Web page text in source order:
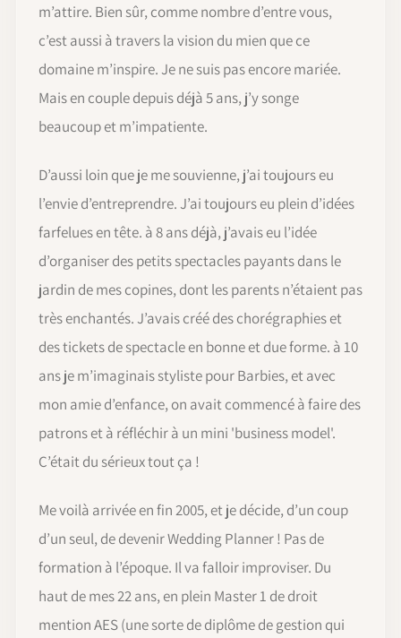
m’attire. Bien sûr, comme nombre d’entre vous,
c’est aussi à travers la vision du mien que ce
domaine m’inspire. Je ne suis pas encore mariée.
Mais en couple depuis déjà 5 ans, j’y songe
beaucoup et m’impatiente.
D’aussi loin que je me souvienne, j’ai toujours eu
l’envie d’entreprendre. J’ai toujours eu plein d’idées
farfelues en tête. à 8 ans déjà, j’avais eu l’idée
d’organiser des petits spectacles payants dans le
jardin de mes copines, dont les parents n’étaient pas
très enchantés. J’avais créé des chorégraphies et
des tickets de spectacle en bonne et due forme. à 10
ans je m’imaginais styliste pour Barbies, et avec
mon amie d’enfance, on avait commencé à faire des
patrons et à réfléchir à un mini 'business model'.
C’était du sérieux tout ça !
Me voilà arrivée en fin 2005, et je décide, d’un coup
d’un seul, de devenir Wedding Planner ! Pas de
formation à l’époque. Il va falloir improviser. Du
haut de mes 22 ans, en plein Master 1 de droit
mention AES (une sorte de diplôme de gestion qui